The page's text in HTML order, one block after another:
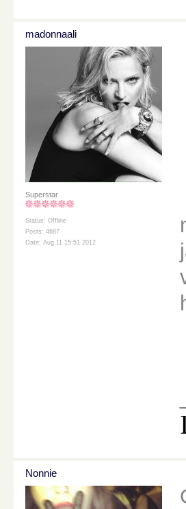
madonnaali
Superstar
Status: Offline
Posts: 4687
Date: Aug 11 15:51 2012
Nonnie